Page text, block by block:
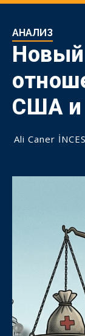
АНАЛИЗ
Новый
США и
Ali Caner